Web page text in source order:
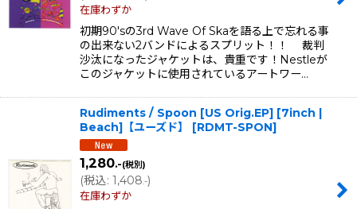
在庫わずか
初期90'sの3rd Wave Of Skaを語る上で忘れる事
の出来ない2バンドによるスプリット！！ 裁判
沙汰になったジャケットは、貴重です！Nestleが
このジャケットに使用されているアートワー…
Rudiments / Spoon [US Orig.EP] [7inch |
Beach]【ユーズド】
[RDMT-SPON]
1,280.-(税別)
(税込: 1,408.-)
在庫わずか